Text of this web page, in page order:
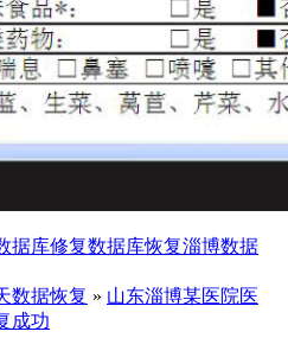
据库修复数据库恢复淄博数据
数据恢复 » 山东淄博某医院医
成功